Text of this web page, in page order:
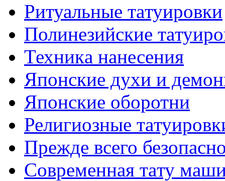
Ритуальные тaтуировки
Полинезийские
Техникa нанесения
Японские духи и
Японские оборотни
Религиозные
Прежде всего
Современная тaту